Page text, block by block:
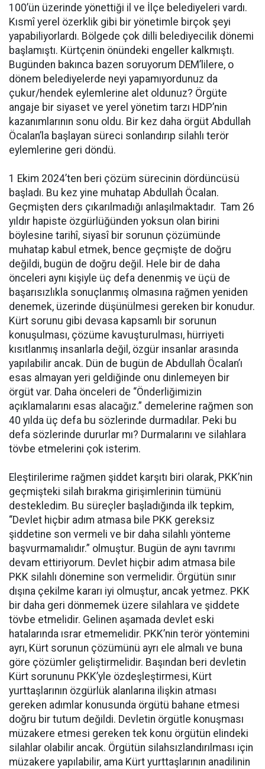
100’ün üzerinde yönettiği il ve İlçe belediyeleri vardı.
Kısmî yerel özerklik gibi bir yönetimle birçok şeyi
yapabiliyorlardı. Bölgede çok dilli belediyecilik dönemi
başlamıştı. Kürtçenin önündeki engeller kalkmıştı.
Bugünden bakınca bazen soruyorum DEM’lilere, o
dönem belediyelerde neyi yapamıyordunuz da
çukur/hendek eylemlerine alet oldunuz? Örgüte
angaje bir siyaset ve yerel yönetim tarzı HDP’nin
kazanımlarının sonu oldu. Bir kez daha örgüt Abdullah
Öcalan’la başlayan süreci sonlandırıp silahlı terör
eylemlerine geri döndü.
1 Ekim 2024’ten beri çözüm sürecinin dördüncüsü
başladı. Bu kez yine muhatap Abdullah Öcalan.
Geçmişten ders çıkarılmadığı anlaşılmaktadır. Tam 26
yıldır hapiste özgürlüğünden yoksun olan birini
böylesine tarihî, siyasî bir sorunun çözümünde
muhatap kabul etmek, bence geçmişte de doğru
değildi, bugün de doğru değil. Hele bir de daha
önceleri aynı kişiyle üç defa denenmiş ve üçü de
başarısızlıkla sonuçlanmış olmasına rağmen yeniden
denemek, üzerinde düşünülmesi gereken bir konudur.
Kürt sorunu gibi devasa kapsamlı bir sorunun
konuşulması, çözüme kavuşturulması, hürriyeti
kısıtlanmış insanlarla değil, özgür insanlar arasında
yapılabilir ancak. Dün de bugün de Abdullah Öcalan’ı
esas almayan yeri geldiğinde onu dinlemeyen bir
örgüt var. Daha önceleri de “Önderliğimizin
açıklamalarını esas alacağız.” demelerine rağmen son
40 yılda üç defa bu sözlerinde durmadılar. Peki bu
defa sözlerinde dururlar mı? Durmalarını ve silahlara
tövbe etmelerini çok isterim.
Eleştirilerime rağmen şiddet karşıtı biri olarak, PKK’nin
geçmişteki silah bırakma girişimlerinin tümünü
destekledim. Bu süreçler başladığında ilk tepkim,
“Devlet hiçbir adım atmasa bile PKK gereksiz
şiddetine son vermeli ve bir daha silahlı yönteme
başvurmamalıdır.” olmuştur. Bugün de aynı tavrımı
devam ettiriyorum. Devlet hiçbir adım atmasa bile
PKK silahlı dönemine son vermelidir. Örgütün sınır
dışına çekilme kararı iyi olmuştur, ancak yetmez. PKK
bir daha geri dönmemek üzere silahlara ve şiddete
tövbe etmelidir. Gelinen aşamada devlet eski
hatalarında ısrar etmemelidir. PKK’nin terör yöntemini
ayrı, Kürt sorunun çözümünü ayrı ele almalı ve buna
göre çözümler geliştirmelidir. Başından beri devletin
Kürt sorununu PKK’yle özdeşleştirmesi, Kürt
yurttaşlarının özgürlük alanlarına ilişkin atması
gereken adımlar konusunda örgütü bahane etmesi
doğru bir tutum değildi. Devletin örgütle konuşması
müzakere etmesi gereken tek konu örgütün elindeki
silahlar olabilir ancak. Örgütün silahsızlandırılması için
müzakere yapılabilir, ama Kürt yurttaşlarının anadilinin